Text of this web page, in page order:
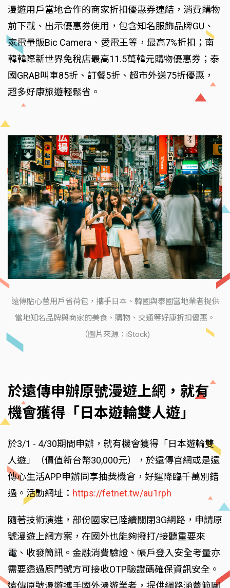
漫遊用戶當地合作的商家折扣優惠券連結，消費購物
前下載、出示優惠券使用，包含知名服飾品牌GU、
家電量販Bic Camera、愛電王等，最高7%折扣；南
韓韓際新世界免稅店最高11.5萬韓元購物優惠券；泰
國GRAB叫車85折、訂餐5折、超市外送75折優惠，
超多好康旅遊輕鬆省。
遠傳貼心替用戶省荷包，攜手日本、韓國與泰國當地業者提供
當地知名品牌與商家的美食、購物、交通等好康折扣優惠。
（圖片來源：iStock)
於遠傳申辦原號漫遊上網，就有
機會獲得「日本遊輪雙人遊」
於3/1 - 4/30期間申辦，就有機會獲得「日本遊輪雙
人遊」（價值新台幣30,000元），於遠傳官網或是遠
傳心生活APP申辦同享抽獎機會，好運降臨千萬別錯
過。活動網址： https://fetnet.tw/au1rph
隨著技術演進，部份國家已陸續關閉3G網路，申請原
號漫遊上網方案，在國外也能夠撥打/接聽重要來
電、收發簡訊。金融消費驗證、帳戶登入安全考量亦
需要透過原門號方可接收OTP驗證碼確保資訊安全。
遠傳原號漫遊攜手國外漫遊業者，提供網路涵蓋範圍